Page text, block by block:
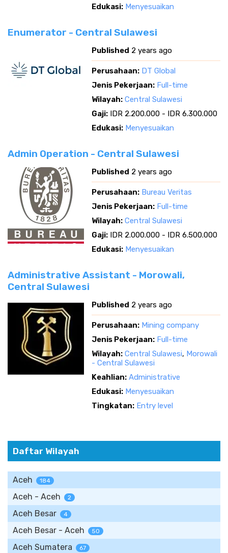
Edukasi: Menyesuaikan
Enumerator - Central Sulawesi
Published 2 years ago
Perusahaan: DT Global
Jenis Pekerjaan: Full-time
Wilayah: Central Sulawesi
Gaji: IDR 2.200.000 - IDR 6.300.000
Edukasi: Menyesuaikan
Admin Operation - Central Sulawesi
Published 2 years ago
Perusahaan: Bureau Veritas
Jenis Pekerjaan: Full-time
Wilayah: Central Sulawesi
Gaji: IDR 2.000.000 - IDR 6.500.000
Edukasi: Menyesuaikan
Administrative Assistant - Morowali,
Central Sulawesi
Published 2 years ago
Perusahaan: Mining company
Jenis Pekerjaan: Full-time
Wilayah: Central Sulawesi, Morowali
- Central Sulawesi
Keahlian: Administrative
Edukasi: Menyesuaikan
Tingkatan: Entry level
Daftar Wilayah
Aceh 184
Aceh - Aceh 2
Aceh Besar 4
Aceh Besar - Aceh 50
Aceh Sumatera 67